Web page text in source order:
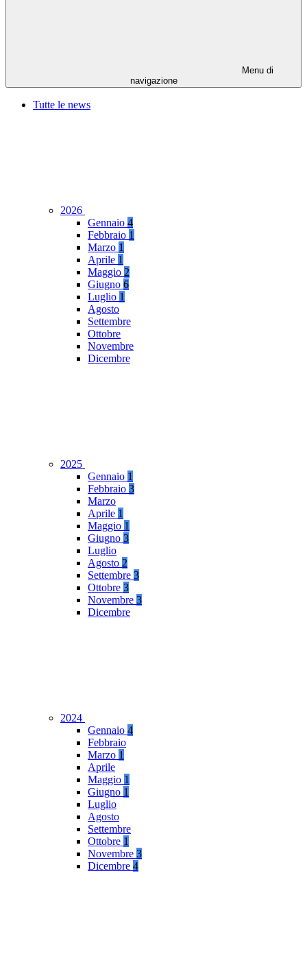
Menu di
navigazione
Tutte le news
2026
Gennaio 4
Febbraio 1
Marzo 1
Aprile 1
Maggio 2
Giugno 6
Luglio 1
Agosto
Settembre
Ottobre
Novembre
Dicembre
2025
Gennaio 1
Febbraio 3
Marzo
Aprile 1
Maggio 1
Giugno 3
Luglio
Agosto 2
Settembre 3
Ottobre 3
Novembre 3
Dicembre
2024
Gennaio 4
Febbraio
Marzo 1
Aprile
Maggio 1
Giugno 1
Luglio
Agosto
Settembre
Ottobre 1
Novembre 3
Dicembre 4